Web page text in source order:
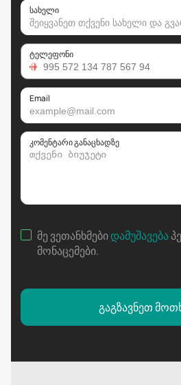
სახელი
ტელეფონი
Email
კომენტარი განაცხადზე
მე ვეთანხმებიდამუშავება
მონაცემები.
გაგზავნეთ